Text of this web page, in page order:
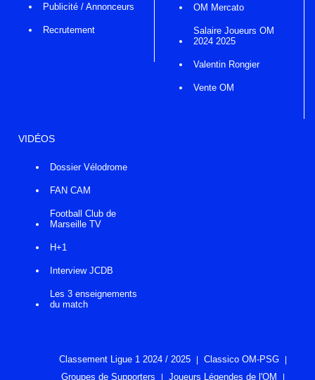
Publicité / Annonceurs
Recrutement
OM Mercato
Salaire Joueurs OM
2024 2025
Valentin Rongier
Vente OM
VIDÉOS
Dossier Vélodrome
FAN CAM
Football Club de
Marseille TV
H+1
Interview JCDB
Les 3 enseignements
du match
Classement Ligue 1 2024 / 2025
Classico OM-PSG
Groupes de Supporters
Joueurs Légendes de l'OM